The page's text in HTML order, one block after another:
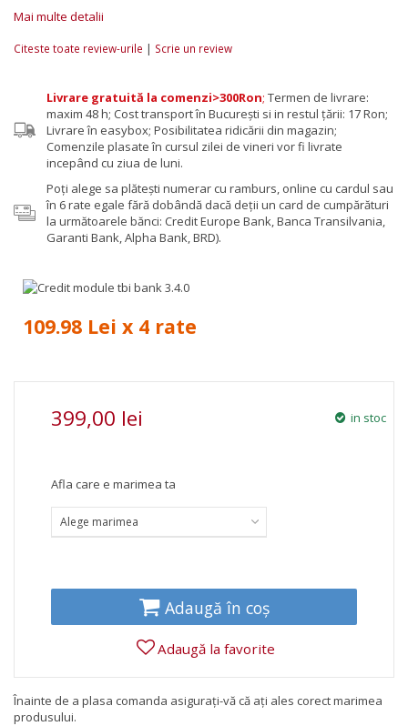
Mai multe detalii
Citeste toate review-urile | Scrie un review
Livrare gratuită la comenzi>300Ron; Termen de livrare:
maxim 48 h; Cost transport în București si in restul țării: 17 Ron;
Livrare în easybox; Posibilitatea ridicării din magazin;
Comenzile plasate în cursul zilei de vineri vor fi livrate
incepând cu ziua de luni.
Poţi alege sa plăteşti numerar cu ramburs, online cu cardul sau
în 6 rate egale fără dobândă dacă deții un card de cumpărături
la următoarele bănci: Credit Europe Bank, Banca Transilvania,
Garanti Bank, Alpha Bank, BRD).
109.98 Lei x 4 rate
399,00 lei in stoc
Afla care e marimea ta
Alege marimea
Adaugă în coș
Adaugă la favorite
Înainte de a plasa comanda asigurați-vă că ați ales corect marimea
produsului.